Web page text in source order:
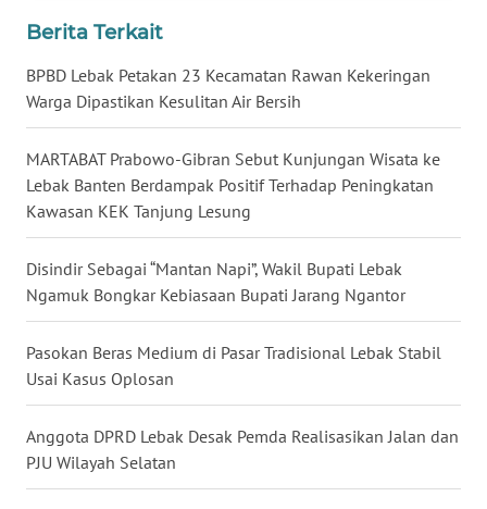
Berita Terkait
BPBD Lebak Petakan 23 Kecamatan Rawan Kekeringan
Warga Dipastikan Kesulitan Air Bersih
MARTABAT Prabowo-Gibran Sebut Kunjungan Wisata ke
Lebak Banten Berdampak Positif Terhadap Peningkatan
Kawasan KEK Tanjung Lesung
Disindir Sebagai “Mantan Napi”, Wakil Bupati Lebak
Ngamuk Bongkar Kebiasaan Bupati Jarang Ngantor
Pasokan Beras Medium di Pasar Tradisional Lebak Stabil
Usai Kasus Oplosan
Anggota DPRD Lebak Desak Pemda Realisasikan Jalan dan
PJU Wilayah Selatan
WN
NUSANTARA
WN
WN
WN
KALTENG